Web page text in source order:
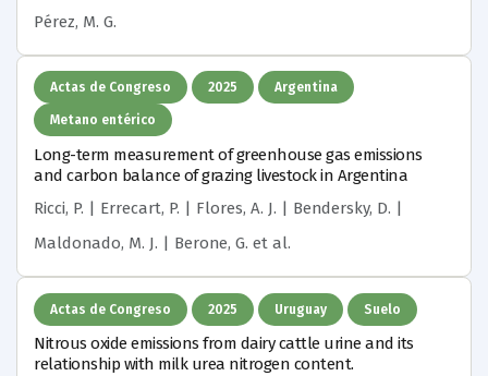
Pérez, M. G.
Actas de Congreso 2025 Argentina
Metano entérico
Long-term measurement of greenhouse gas emissions
and carbon balance of grazing livestock in Argentina
Ricci, P. | Errecart, P. | Flores, A. J. | Bendersky, D. |
Maldonado, M. J. | Berone, G. et al.
Actas de Congreso 2025 Uruguay Suelo
Nitrous oxide emissions from dairy cattle urine and its
relationship with milk urea nitrogen content.